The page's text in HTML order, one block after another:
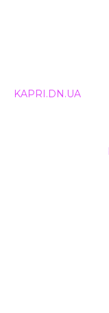
KAPRI.DN.UA